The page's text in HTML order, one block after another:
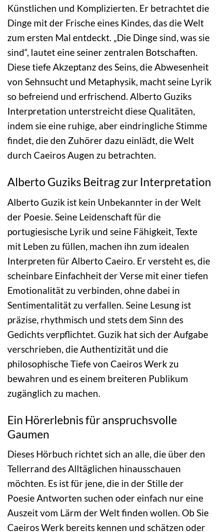
Künstlichen und Komplizierten. Er betrachtet die
Dinge mit der Frische eines Kindes, das die Welt
zum ersten Mal entdeckt. „Die Dinge sind, was sie
sind“, lautet eine seiner zentralen Botschaften.
Diese tiefe Akzeptanz des Seins, die Abwesenheit
von Sehnsucht und Metaphysik, macht seine Lyrik
so befreiend und erfrischend. Alberto Guziks
Interpretation unterstreicht diese Qualitäten,
indem sie eine ruhige, aber eindringliche Stimme
findet, die den Zuhörer dazu einlädt, die Welt
durch Caeiros Augen zu betrachten.
Alberto Guziks Beitrag zur Interpretation
Alberto Guzik ist kein Unbekannter in der Welt
der Poesie. Seine Leidenschaft für die
portugiesische Lyrik und seine Fähigkeit, Texte
mit Leben zu füllen, machen ihn zum idealen
Interpreten für Alberto Caeiro. Er versteht es, die
scheinbare Einfachheit der Verse mit einer tiefen
Emotionalität zu verbinden, ohne dabei in
Sentimentalität zu verfallen. Seine Lesung ist
präzise, rhythmisch und stets dem Sinn des
Gedichts verpflichtet. Guzik hat sich der Aufgabe
verschrieben, die Authentizität und die
philosophische Tiefe von Caeiros Werk zu
bewahren und es einem breiteren Publikum
zugänglich zu machen.
Ein Hörerlebnis für anspruchsvolle
Gaumen
Dieses Hörbuch richtet sich an alle, die über den
Tellerrand des Alltäglichen hinausschauen
möchten. Es ist für jene, die in der Stille der
Poesie Antworten suchen oder einfach nur eine
Auszeit vom Lärm der Welt finden wollen. Ob Sie
Caeiros Werk bereits kennen und schätzen oder